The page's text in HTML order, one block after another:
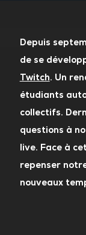
Depuis
de se
Twitch. Un
étudiants
collectifs.
questions à
live. Face à
repenser
nouveaux